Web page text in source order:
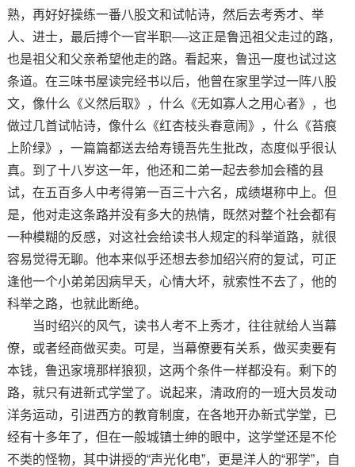
熟，再好好操练一番八股文和试帖诗，然后去考秀才、举
人、进士，最后搏个一官半职—-这正是鲁迅祖父走过的路，
也是祖父和父亲希望他走的路。看起来，鲁迅一度也试过这
条道。在三味书屋读完经书以后，他曾在家里学过一阵八股
文，像什么《义然后取》，什么《无如寡人之用心者》，也
做过几首试帖诗，像什么《红杏枝头春意闹》，什么《苔痕
上阶绿》，一篇篇都送去给寿镜吾先生批改，态度似乎很认
真。到了十八岁这一年，他还和二弟一起去参加会稽的县
试，在五百多人中考得第一百三十六名，成绩堪称中上。但
是，他对走这条路并没有多大的热情，既然对整个社会都有
一种模糊的反感，对这社会给读书人规定的科举道路，就很
容易觉得无聊。他本来似乎还想去参加绍兴府的复试，可正
逢他一个小弟弟因病早夭，心情大坏，就索性不去了，他的
科举之路，也就此断绝。
当时绍兴的风气，读书人考不上秀才，往往就给人当幕
僚，或者经商做买卖。可是，当幕僚要有关系，做买卖要有
本钱，鲁迅家境那样狼狈，这两个条件一样都没有。剩下的
路，就只有进新式学堂了。说起来，清政府的一班大员发动
洋务运动，引进西方的教育制度，在各地开办新式学堂，已
经有十多年了，但在一般城镇士绅的眼中，这学堂还是不伦
不类的怪物，其中讲授的“声光化电”，更是洋人的“邪学”，自